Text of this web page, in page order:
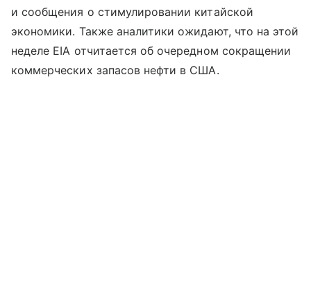
и сообщения о стимулировании китайской
экономики. Также аналитики ожидают, что на этой
неделе EIA отчитается об очередном сокращении
коммерческих запасов нефти в США.